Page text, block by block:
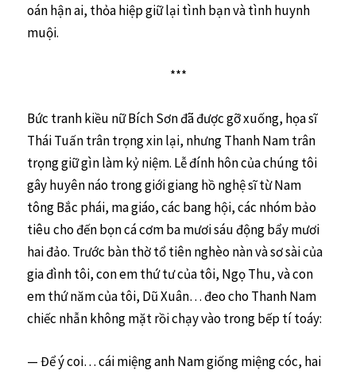
oán hận ai, thỏa hiệp giữ lại tình bạn và tình huynh
muội.
***
Bức tranh kiều nữ Bích Sơn đã được gỡ xuống, họa sĩ
Thái Tuấn trân trọng xin lại, nhưng Thanh Nam trân
trọng giữ gìn làm kỷ niệm. Lễ đính hôn của chúng tôi
gây huyên náo trong giới giang hồ nghệ sĩ từ Nam
tông Bắc phái, ma giáo, các bang hội, các nhóm bảo
tiêu cho đến bọn cá cơm ba mươi sáu động bẩy mươi
hai đảo. Trước bàn thờ tổ tiên nghèo nàn và sơ sài của
gia đình tôi, con em thứ tư của tôi, Ngọ Thu, và con
em thứ năm của tôi, Dũ Xuân… đeo cho Thanh Nam
chiếc nhẫn không mặt rồi chạy vào trong bếp tí toáy:
— Để ý coi… cái miệng anh Nam giống miệng cóc, hai